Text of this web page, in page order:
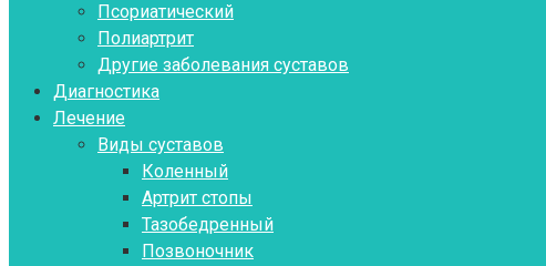
Псориатический
Полиартрит
Другие заболевания суставов
Диагностика
Лечение
Виды суставов
Коленный
Артрит стопы
Тазобедренный
Позвоночник